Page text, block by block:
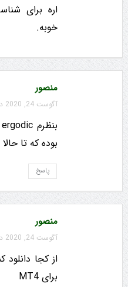
اره برای
خوبه.
منصور
آگوست 24, 2020 در 12:52 ق.ظ
بوده که تا
پاسخ
منصور
آگوست 24, 2020 در 12:51 ق.ظ
برای MT4